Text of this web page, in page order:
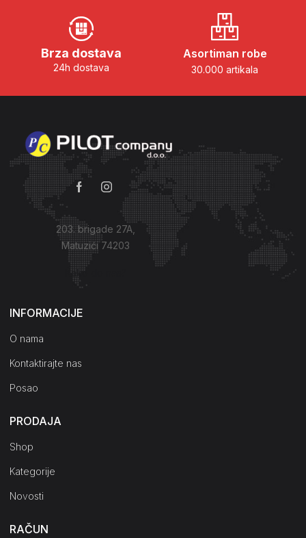
Brza dostava
24h dostava
Asortiman robe
30.000 artikala
203. brigade 27A,
Matuzići 74203
Kako do nas?
INFORMACIJE
O nama
Kontaktirajte nas
Posao
PRODAJA
Shop
Kategorije
Novosti
RAČUN